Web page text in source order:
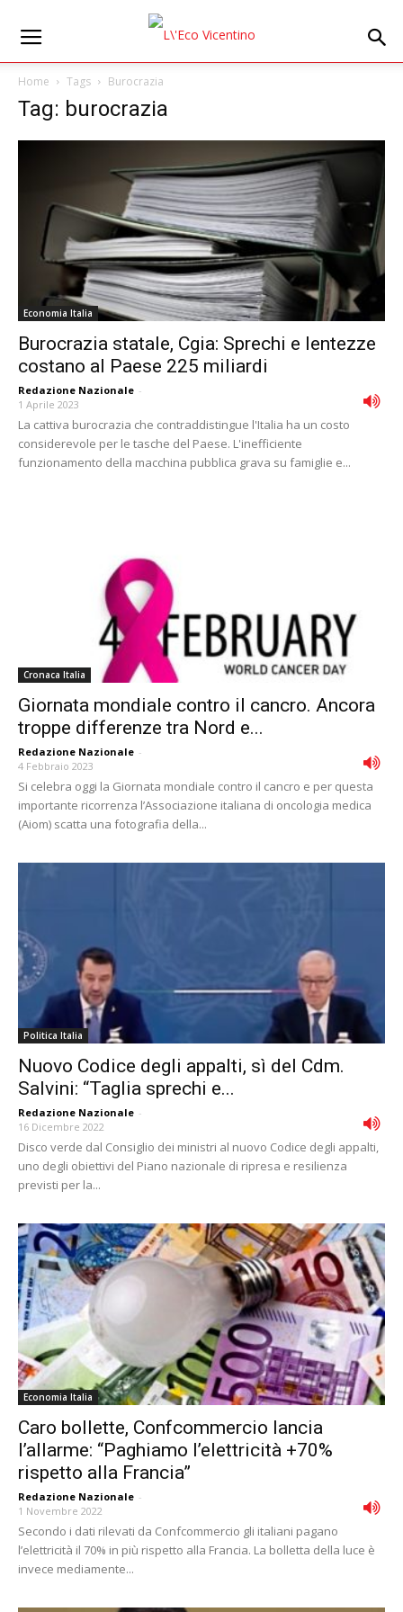
Home Tags Burocrazia
Tag: burocrazia
Economia Italia
Burocrazia statale, Cgia: Sprechi e lentezze
costano al Paese 225 miliardi
Redazione Nazionale -
1 Aprile 2023
La cattiva burocrazia che contraddistingue l'Italia ha un costo
considerevole per le tasche del Paese. L'inefficiente
funzionamento della macchina pubblica grava su famiglie e...
Cronaca Italia
Giornata mondiale contro il cancro. Ancora
troppe differenze tra Nord e...
Redazione Nazionale -
4 Febbraio 2023
Si celebra oggi la Giornata mondiale contro il cancro e per questa
importante ricorrenza l’Associazione italiana di oncologia medica
(Aiom) scatta una fotografia della...
Politica Italia
Nuovo Codice degli appalti, sì del Cdm.
Salvini: “Taglia sprechi e...
Redazione Nazionale -
16 Dicembre 2022
Disco verde dal Consiglio dei ministri al nuovo Codice degli appalti,
uno degli obiettivi del Piano nazionale di ripresa e resilienza
previsti per la...
Economia Italia
Caro bollette, Confcommercio lancia
l’allarme: “Paghiamo l’elettricità +70%
rispetto alla Francia”
Redazione Nazionale -
1 Novembre 2022
Secondo i dati rilevati da Confcommercio gli italiani pagano
l’elettricità il 70% in più rispetto alla Francia. La bolletta della luce è
invece mediamente...